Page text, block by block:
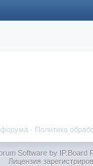
Политика
·
Software by IP.Board
Лицензия